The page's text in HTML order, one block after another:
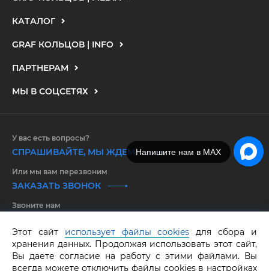
КАТАЛОГ
GRAF КОЛЬЦОВ | INFO
ПАРТНЕРАМ
МЫ В СОЦСЕТЯХ
GRAF КОЛЬЦОВ. Все права защищены.
У вас есть вопросы?
СПРАШИВАЙТЕ, МЫ ЖДЕМ
Или мы вам перезвоним
ЗАКАЗАТЬ ЗВОНОК
Звоните нам
Этот сайт использует файлы cookies для сбора и
хранения данных. Продолжая использовать этот сайт,
Вы даете согласие на работу с этими файлами. Вы
всегда можете отключить файлы cookies в настройках
Напишите нам в MAX